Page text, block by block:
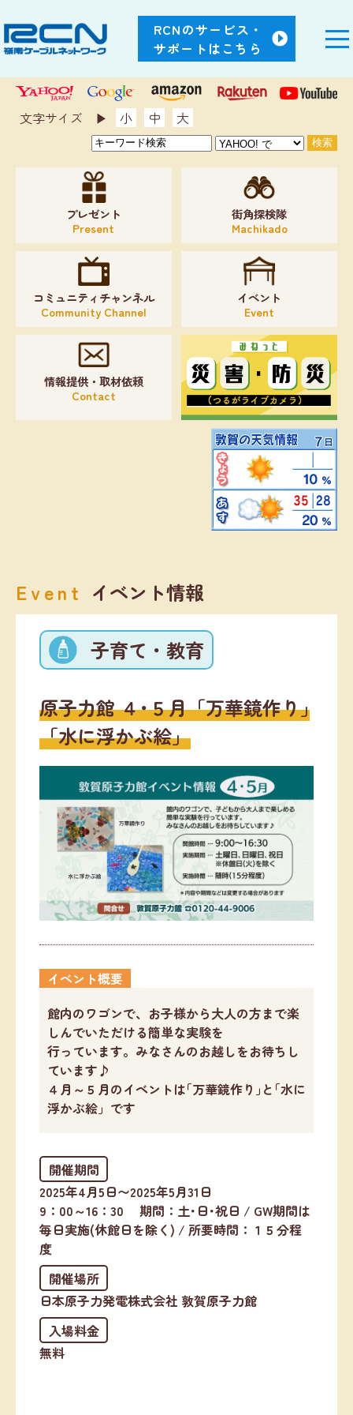
RCNのサービス・
サポートはこちら
文字サイズ ▶︎ 小 中 大
プレゼント
Present
街角探検隊
Machikado
コミュニティチャンネル
Community Channel
イベント
Event
情報提供・取材依頼
Contact
Event イベント情報
子育て・教育
原子力館 ４･５月「万華鏡作り｣
「水に浮かぶ絵」
イベント概要
館内のワゴンで、お子様から大人の方まで楽
しんでいただける簡単な実験を
行っています。みなさんのお越しをお待ちし
ています♪
４月～５月のイベントは｢万華鏡作り｣と｢水に
浮かぶ絵」です
開催期間
2025年4月5日〜2025年5月31日
9：00～16：30 期間：土･日･祝日 / GW期間は
毎日実施(休館日を除く) / 所要時間：１５分程
度
開催場所
日本原子力発電株式会社 敦賀原子力館
入場料金
無料